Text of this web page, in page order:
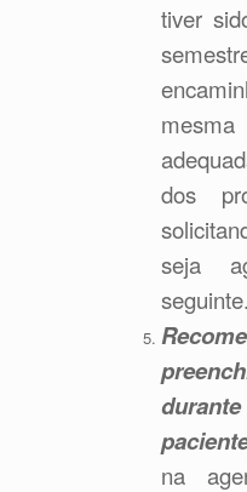
tiver
dos
seja
seguinte.
na